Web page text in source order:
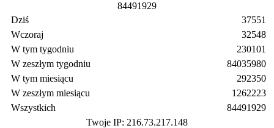
84491929
Dziś
Wczoraj
W tym tygodniu
W zeszłym tygodniu
W tym miesiącu
W zeszłym miesiącu
Wszystkich
37551
32548
230101
84035980
292350
1262223
84491929
Twoje IP: 216.73.217.148